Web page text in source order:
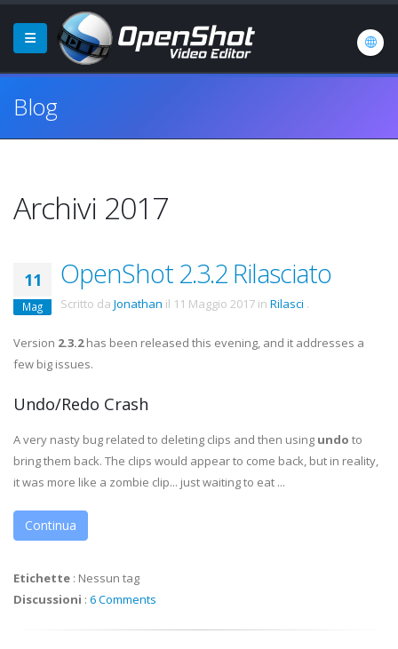
Blog
Archivi 2017
11
Mag
OpenShot 2.3.2 Rilasciato
Scritto da Jonathan il 11 Maggio 2017 in Rilasci .
Version 2.3.2has been released this evening, and it addresses a
few big issues.
Undo/Redo Crash
A very nasty bug related to deleting clips and then using undo to
bring them back. The clips would appear to come back, but in reality,
it was more like a zombie clip... just waiting to eat ...
Continua
Etichette : Nessun tag
Discussioni : 6 Comments